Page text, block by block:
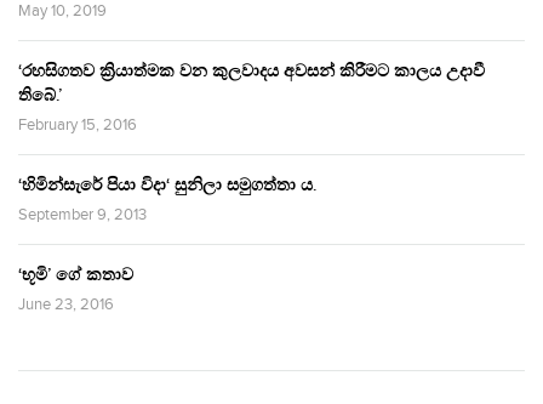
May 10, 2019
‘රහසිගතව ක්‍රියාත්මක වන කුලවාදය අවසන් කිරීමට කාලය උදාවී
තිබේ.’
February 15, 2016
‘හිමින්සැරේ පියා විදා‘ සුනිලා සමුගත්තා ය.
September 9, 2013
‘භූමි’ ගේ කතාව
June 23, 2016